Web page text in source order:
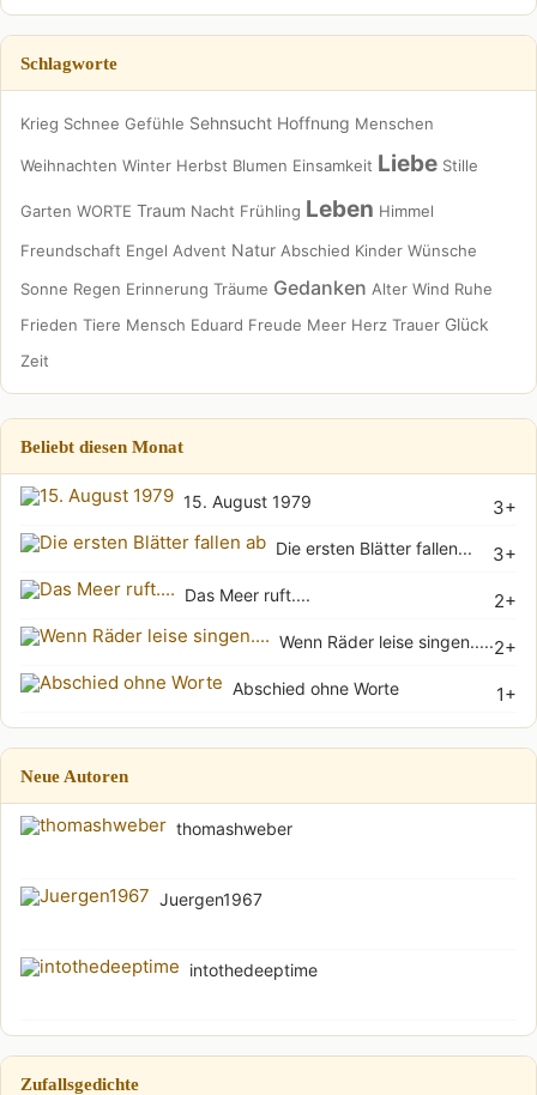
Schlagworte
Krieg Schnee Gefühle Sehnsucht Hoffnung Menschen
Weihnachten Winter Herbst Blumen Einsamkeit Liebe Stille
Garten WORTE Traum Nacht Frühling Leben Himmel
Freundschaft Engel Advent Natur Abschied Kinder Wünsche
Sonne Regen Erinnerung Träume Gedanken Alter Wind Ruhe
Frieden Tiere Mensch Eduard Freude Meer Herz Trauer Glück
Zeit
Beliebt diesen Monat
3+
15. August 1979
3+
Die ersten Blätter fallen...
2+
Das Meer ruft....
2+
Wenn Räder leise singen.....
1+
Abschied ohne Worte
Neue Autoren
thomashweber
Juergen1967
intothedeeptime
Zufallsgedichte